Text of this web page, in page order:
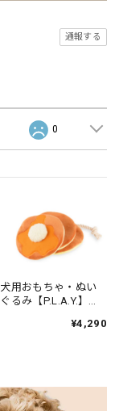
通報する
0
犬用おもちゃ・ぬい
ぐるみ【P.L.A.Y.】パ
¥4,290